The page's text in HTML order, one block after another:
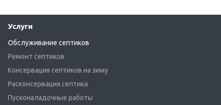
Услуги
Обслуживание септиков
Ремонт септиков
Консервация септиков на зиму
Расконсервация септика
Пусконаладочные работы